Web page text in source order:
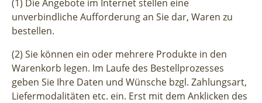
(1) Die Angebote im Internet stellen eine
unverbindliche Aufforderung an Sie dar, Waren zu
bestellen.
(2) Sie können ein oder mehrere Produkte in den
Warenkorb legen. Im Laufe des Bestellprozesses
geben Sie Ihre Daten und Wünsche bzgl. Zahlungsart,
Liefermodalitäten etc. ein. Erst mit dem Anklicken des